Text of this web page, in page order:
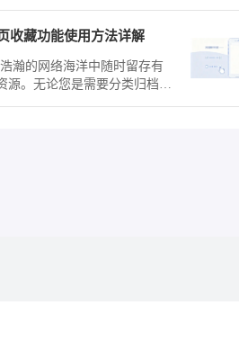
收藏功能使用方法详解
瀚的网络海洋中随时留存有
源。无论您是需要分类归档工